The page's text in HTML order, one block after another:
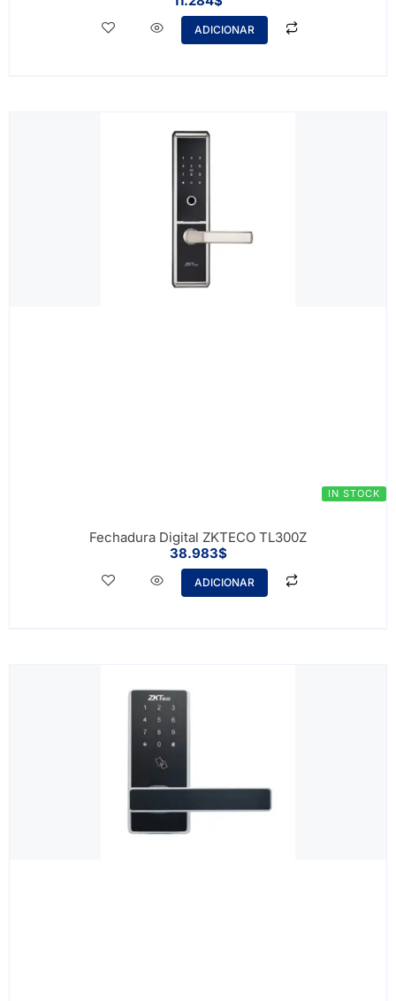
ADICIONAR
IN STOCK
Fechadura Digital ZKTECO TL300Z
38.983$
ADICIONAR